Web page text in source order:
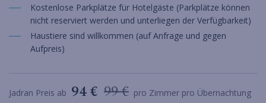
Kostenlose Parkplätze für Hotelgäste (Parkplätze können
nicht reserviert werden und unterliegen der Verfügbarkeit)
Haustiere sind willkommen (auf Anfrage und gegen
Aufpreis)
Jadran Preis ab 94 € 99 € pro Zimmer pro Übernachtung